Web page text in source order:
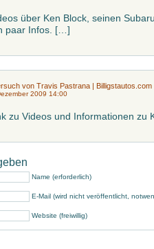
über Ken Block, seinen
paar Infos. […]
von Travis Pastrana | Billigstautos.com
2009 14:00
zu Videos und Informationen zu
Name (erforderlich)
E-Mail (wird nicht veröffentlicht,
Website (freiwillig)